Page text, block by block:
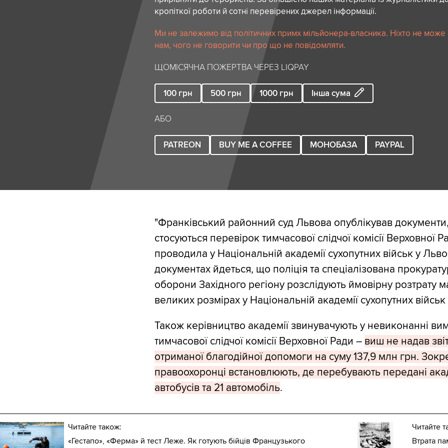
кропіткої роботи й сотні перевірених джерел інформації.
Ми не залежимо від політичних примх мільйонера-власника. Ніхто не може
нам, чого не говорити чи про що не повідомляти.
ЩОМІСЯЧНА ПОЖЕРТВА ЧЕРЕЗ LIQPAY
100 грн 500 грн 1000 грн Інша сума
АБО
PATREON BUY ME A COFFEE МОНОБАЗА PAYPAL
"Франківський районний суд Львова опублікував документи,
стосуються перевірок тимчасової слідчої комісії Верховної
проводила у Національній академії сухопутних військ у
документах йдеться, що поліція та спеціалізована
оборони Західного регіону розслідують ймовірну розтрату
великих розмірах у Національній академії сухопутних
Також керівництво академії звинувачують у невиконанні
тимчасової слідчої комісії Верховної Ради – виш не надав
отриманої благодійної допомоги на суму 137,9 млн грн.
правоохоронці встановлюють, де перебувають передані
автобусів та 21 автомобіль.
Читайте також:
«Гестапо», «Ферма» й тест Леже. Як готують бійців Французького
Читайте
Втрата